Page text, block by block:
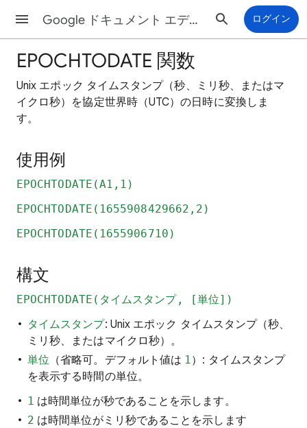
Google ドキュメント エディタ ヘルプ ログイン
EPOCHTODATE 関数
Unix エポック タイムスタンプ（秒、ミリ秒、またはマ
イクロ秒）を協定世界時（UTC）の日時に変換しま
す。
使用例
EPOCHTODATE(A1,1)
EPOCHTODATE(1655908429662,2)
EPOCHTODATE(1655906710)
構文
EPOCHTODATE(タイムスタンプ, [単位])
タイムスタンプ: Unix エポック タイムスタンプ（秒、
ミリ秒、またはマイクロ秒）。
単位 （省略可。デフォルト値は 1）: タイムスタンプ
を表示する時間の単位。
1 は時間単位が秒であることを示します。
2 は時間単位がミリ秒であることを示します